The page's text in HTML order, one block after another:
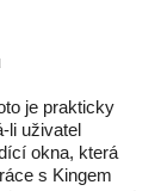
je prakticky
li uživatel
okna, která
s Kingem